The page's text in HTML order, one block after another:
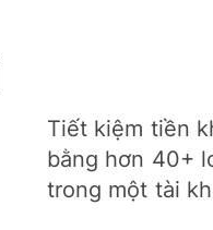
Tiết kiệm tiền
bằng hơn 40+
trong một tài